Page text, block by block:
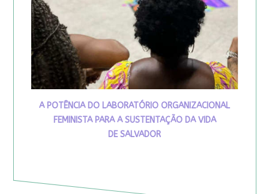
A POTÊNCIA DO LABORATÓRIO ORGANIZACIONAL
FEMINISTA PARA A SUSTENTAÇÃO DA VIDA
DE SALVADOR